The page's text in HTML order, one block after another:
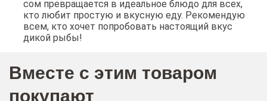
сом превращается в идеальное блюдо для всех,
кто любит простую и вкусную еду. Рекомендую
всем, кто хочет попробовать настоящий вкус
дикой рыбы!
Вместе с этим товаром
покупают